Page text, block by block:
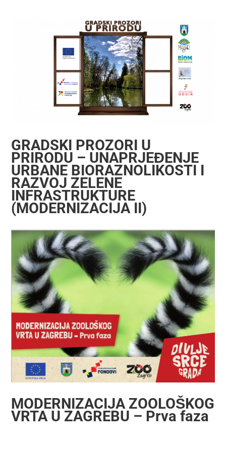
GRADSKI PROZORI U
PRIRODU – UNAPRJEĐENJE
URBANE BIORAZNOLIKOSTI I
RAZVOJ ZELENE
INFRASTRUKTURE
(MODERNIZACIJA II)
MODERNIZACIJA ZOOLOŠKOG
VRTA U ZAGREBU – Prva faza